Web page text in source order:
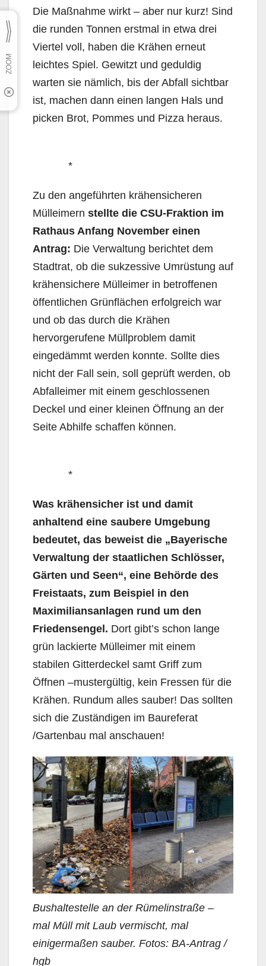
Die Maßnahme wirkt – aber nur kurz! Sind
die runden Tonnen erstmal in etwa drei
Viertel voll, haben die Krähen erneut
leichtes Spiel. Gewitzt und geduldig
warten sie nämlich, bis der Abfall sichtbar
ist, machen dann einen langen Hals und
picken Brot, Pommes und Pizza heraus.
*
Zu den angeführten krähensicheren
Mülleimern stellte die CSU-Fraktion im
Rathaus Anfang November einen
Antrag: Die Verwaltung berichtet dem
Stadtrat, ob die sukzessive Umrüstung auf
krähensichere Mülleimer in betroffenen
öffentlichen Grünflächen erfolgreich war
und ob das durch die Krähen
hervorgerufene Müllproblem damit
eingedämmt werden konnte. Sollte dies
nicht der Fall sein, soll geprüft werden, ob
Abfalleimer mit einem geschlossenen
Deckel und einer kleinen Öffnung an der
Seite Abhilfe schaffen können.
*
Was krähensicher ist und damit
anhaltend eine saubere Umgebung
bedeutet, das beweist die „Bayerische
Verwaltung der staatlichen Schlösser,
Gärten und Seen“, eine Behörde des
Freistaats, zum Beispiel in den
Maximiliansanlagen rund um den
Friedensengel. Dort gibt’s schon lange
grün lackierte Mülleimer mit einem
stabilen Gitterdeckel samt Griff zum
Öffnen –mustergültig, kein Fressen für die
Krähen. Rundum alles sauber! Das sollten
sich die Zuständigen im Baureferat
/Gartenbau mal anschauen!
Bushaltestelle an der Rümelinstraße –
mal Müll mit Laub vermischt, mal
einigermaßen sauber. Fotos: BA-Antrag /
hgb